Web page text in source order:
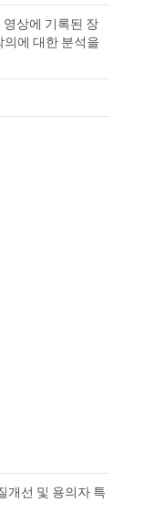
상에 기록된 장
에 대한 분석을
개선 및 용의자 특